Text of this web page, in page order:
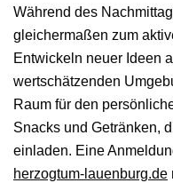
Während des
gleichermaßen zum
Entwickeln neuer Ideen
wertschätzenden
Raum für den
Snacks und Getränken,
einladen. Eine
herzogtum-lauenburg.de